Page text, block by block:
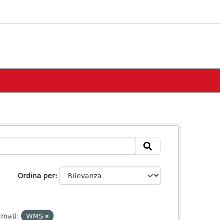
Ordina per
WMS